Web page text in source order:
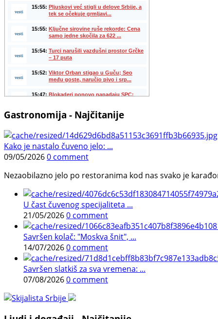
Gastronomija - Najčitanije
Kako je nastalo čuveno jelo: ...
09/05/20260 comment
Nezaobilazno jelo po restoranima kod nas svako je
U čast čuvenog specijaliteta ...
21/05/20260 comment
Savršen kolač: "Moskva šnit", ...
14/07/20260 comment
Savršen slatkiš za sva vremena: ...
07/08/20260 comment